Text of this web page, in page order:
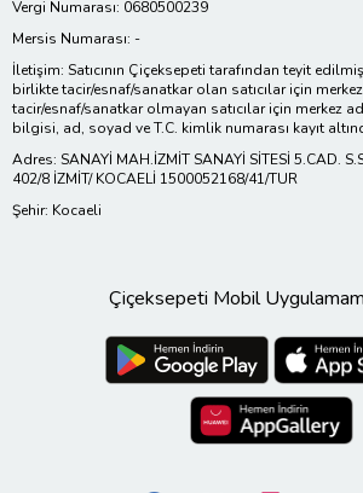
Vergi Numarası: 0680500239
Mersis Numarası: -
İletişim: Satıcının Çiçeksepeti tarafından teyit
birlikte tacir/esnaf/sanatkar olan satıcılar için
tacir/esnaf/sanatkar olmayan satıcılar için merkez
bilgisi, ad, soyad ve T.C. kimlik numarası kayıt
Adres: SANAYİ MAH.İZMİT SANAYİ SİTESİ 5.CAD.
402/8 İZMİT/ KOCAELİ 1500052168/41/TUR
Şehir: Kocaeli
Çiçeksepeti Mobil